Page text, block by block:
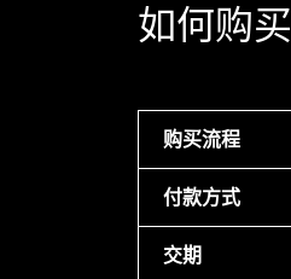
如何购买
购买流程
付款方式
交期